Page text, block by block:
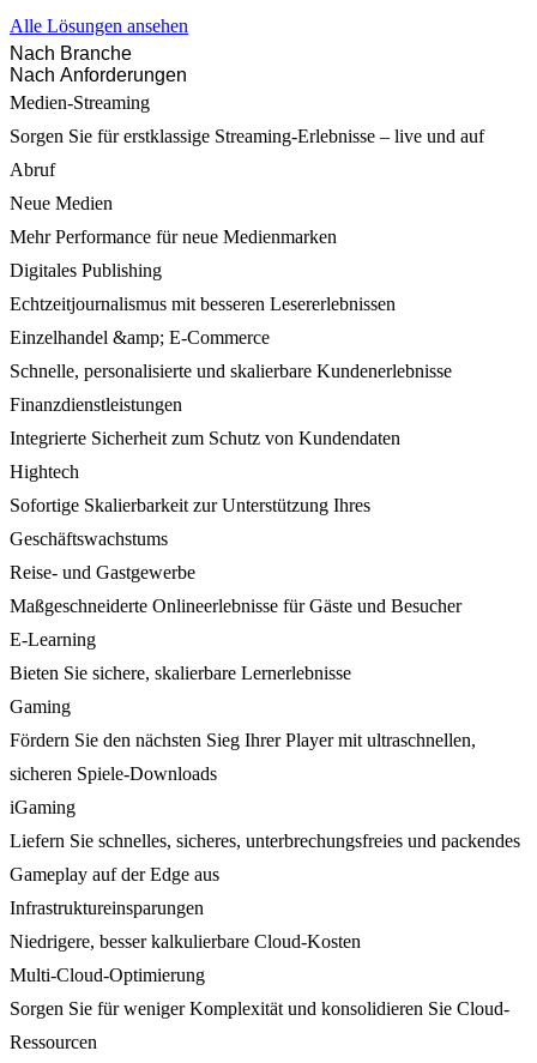
Alle Lösungen ansehen
Nach Branche
Nach Anforderungen
Medien-Streaming
Sorgen Sie für erstklassige Streaming-Erlebnisse – live und auf
Abruf
Neue Medien
Mehr Performance für neue Medienmarken
Digitales Publishing
Echtzeitjournalismus mit besseren Lesererlebnissen
Einzelhandel &amp; E-Commerce
Schnelle, personalisierte und skalierbare Kundenerlebnisse
Finanzdienstleistungen
Integrierte Sicherheit zum Schutz von Kundendaten
Hightech
Sofortige Skalierbarkeit zur Unterstützung Ihres
Geschäftswachstums
Reise- und Gastgewerbe
Maßgeschneiderte Onlineerlebnisse für Gäste und Besucher
E-Learning
Bieten Sie sichere, skalierbare Lernerlebnisse
Gaming
Fördern Sie den nächsten Sieg Ihrer Player mit ultraschnellen,
sicheren Spiele-Downloads
iGaming
Liefern Sie schnelles, sicheres, unterbrechungsfreies und packendes
Gameplay auf der Edge aus
Infrastruktureinsparungen
Niedrigere, besser kalkulierbare Cloud-Kosten
Multi-Cloud-Optimierung
Sorgen Sie für weniger Komplexität und konsolidieren Sie Cloud-
Ressourcen